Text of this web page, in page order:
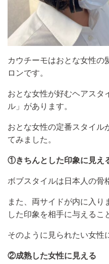
カウチーモはおとな女性の
ロンです。
おとな女性が好むヘアスタ
ル」があります。
おとな女性の定番スタイル
てみました。
①きちんとした印象に見え
ボブスタイルは日本人の骨
また、両サイドが内に入り
した印象を相手に与えるこ
そのように見られたい女性
②成熟した女性に見える